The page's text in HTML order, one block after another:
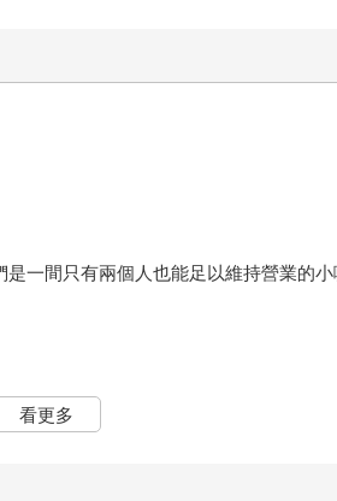
一間只有兩個人也能足以維持營業的小
。」
當滿意，要是她覺得不高興的話那就
藉由她的話語以及她對事情的理解詳細
看更多